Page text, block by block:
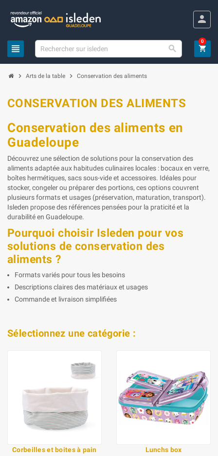
person
view_headline  shopping_cart
0
chevron_right Arts de la table chevron_right Conservation des aliments
CONSERVATION DES ALIMENTS
Conservation des aliments en
Guadeloupe
Découvrez une sélection de solutions pour la conservation des
aliments adaptée aux habitudes culinaires locales : bocaux en verre,
boîtes hermétiques, sacs sous-vide et accessoires. Idéales pour
stocker, congeler ou préparer des portions, ces options couvrent
plusieurs formats et usages (préservation, maturation, transport).
Isleden propose des références pensées pour la praticité et la
durabilité en Guadeloupe.
Pourquoi choisir Isleden pour vos
solutions de conservation des
aliments ?
Formats variés pour tous les besoins
Descriptions claires des matériaux et usages
Commande et livraison simplifiées
Sélectionnez une catégorie :
Corbeilles et boites à pain Lunchs box